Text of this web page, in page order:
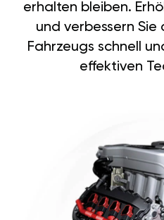
erhalten bleiben.
und verbessern Sie
Fahrzeugs schnell
effektiven